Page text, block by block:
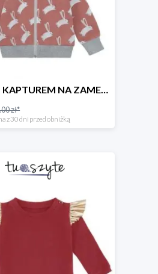
BLUZA Z KAPTUREM NA ZAMEK W ZAJĄCE, BRUDNY RÓŻ
zł*
z 30 dni przed obniżką